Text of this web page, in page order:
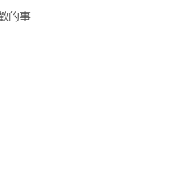
的事